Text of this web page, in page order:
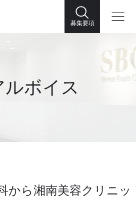
募集要項
ルボイス
から湘南美容クリニッ